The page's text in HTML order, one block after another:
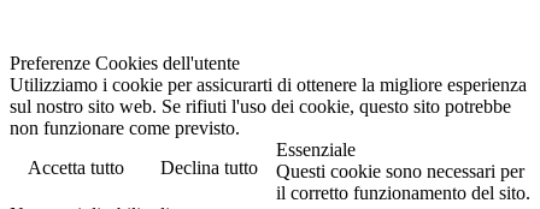
Preferenze Cookies dell'utente
Utilizziamo i cookie per assicurarti di ottenere la migliore esperienza
sul nostro sito web. Se rifiuti l'uso dei cookie, questo sito potrebbe
non funzionare come previsto.
Accetta tutto
Declina tutto
Essenziale
Questi cookie sono necessari per
il corretto funzionamento del sito.